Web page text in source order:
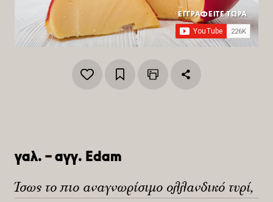
ΕΓΓΡΑΦΕΙΤΕ ΤΩΡΑ
γαλ. – αγγ. Edam
Ίσως το πιο αναγνωρίσιμο ολλανδικό τυρί,